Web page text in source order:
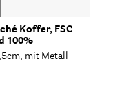
Koffer, FSC
100%
mit Metall-